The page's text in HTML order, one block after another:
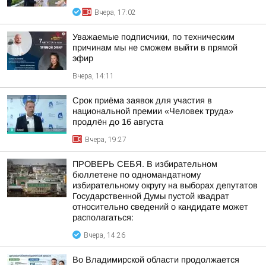
Вчера, 17:02
Уважаемые подписчики, по техническим
причинам мы не сможем выйти в прямой
эфир
Вчера, 14:11
Срок приёма заявок для участия в
национальной премии «Человек труда»
продлён до 16 августа
Вчера, 19:27
ПРОВЕРЬ СЕБЯ. В избирательном
бюллетене по одномандатному
избирательному округу на выборах депутатов
Государственной Думы пустой квадрат
относительно сведений о кандидате может
располагаться:
Вчера, 14:26
Во Владимирской области продолжается